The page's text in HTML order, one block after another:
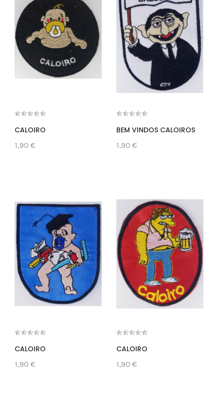
CALOIRO
1,90 €
BEM VINDOS CALOIROS
1,90 €
CALOIRO
1,90 €
CALOIRO
1,90 €